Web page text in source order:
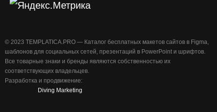
©️ 2023 TEMPLATICA.PRO — Каталог бесплатных макетов сайтов в Figma,
шаблонов для социальных сетей, презентаций в PowerPoint и шрифтов.
Все товарные знаки и бренды являются собственностью их
соответствующих владельцев.
Разработка и продвижение:
Diving Marketing